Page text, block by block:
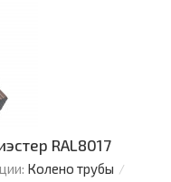
RAL8017
Колено трубы